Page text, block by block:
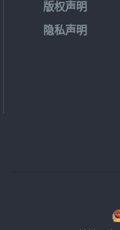
版权声明
隐私声明